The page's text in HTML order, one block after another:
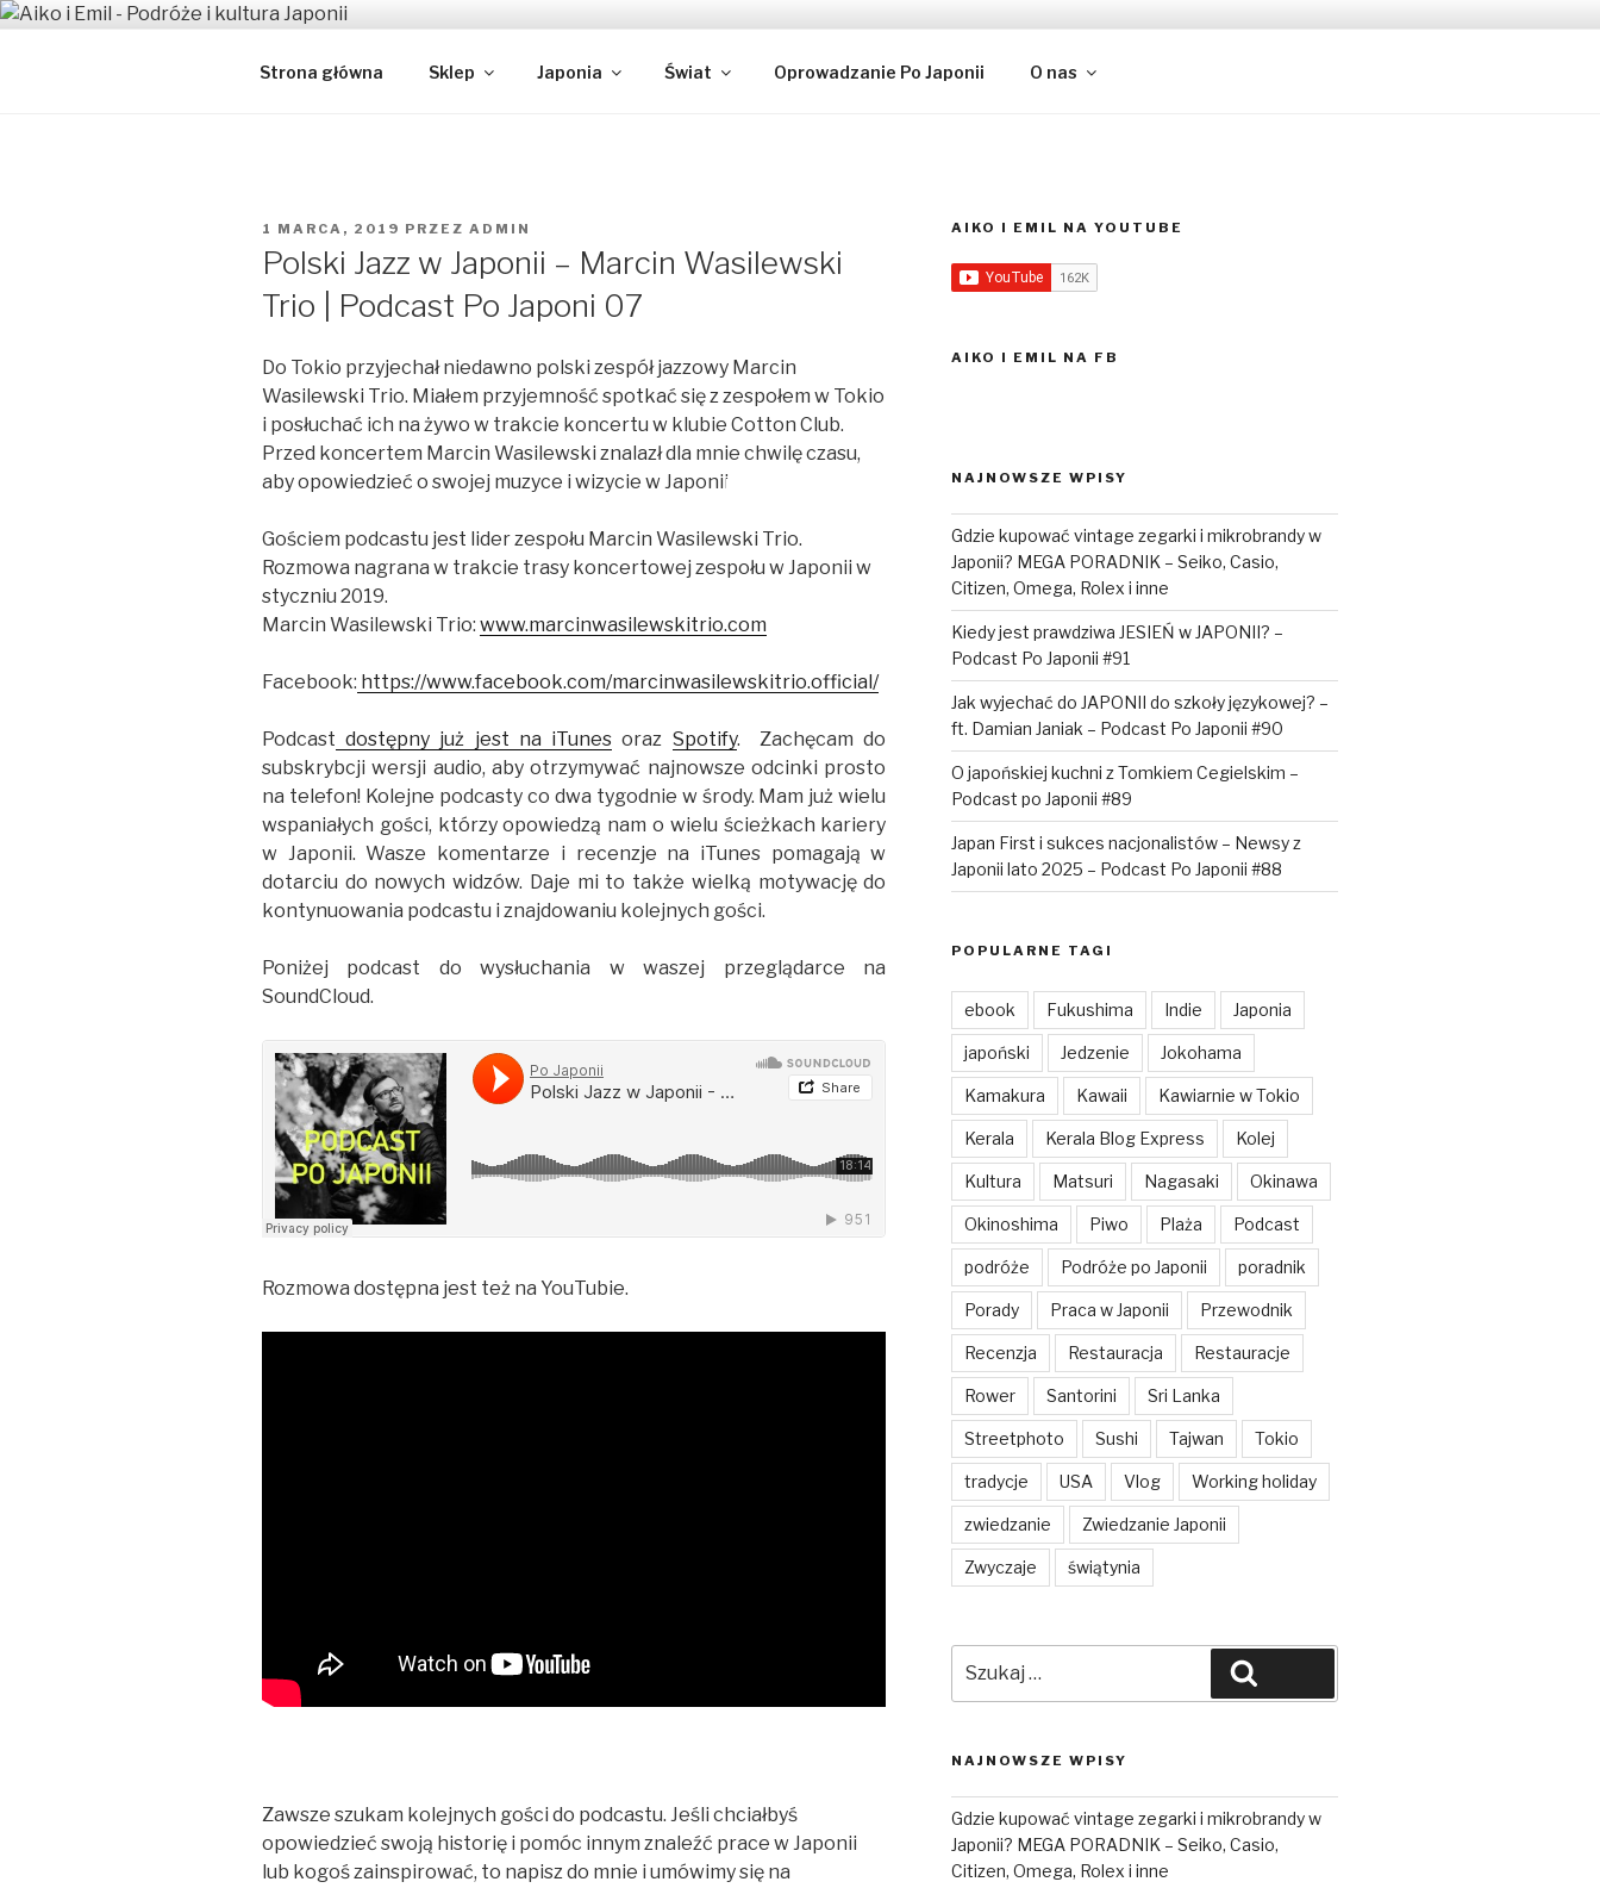
Przeskocz
AIKO I EMIL – PODRÓŻE I KULTURA JAPONII
Japońsko-polskie małżeństwo w Tokio
Strona główna Sklep Japonia Świat Oprowadzanie Po Japonii O nas
OPUBLIKOWANE
1 MARCA, 2019 PRZEZ ADMIN
Polski Jazz w Japonii – Marcin Wasilewski
Trio | Podcast Po Japoni 07
Do Tokio przyjechał niedawno polski zespół jazzowy Marcin
Wasilewski Trio. Miałem przyjemność spotkać się z zespołem w Tokio
i posłuchać ich na żywo w trakcie koncertu w klubie Cotton Club.
Przed koncertem Marcin Wasilewski znalazł dla mnie chwilę czasu,
aby opowiedzieć o swojej muzyce i wizycie w Japonii.
Gościem podcastu jest lider zespołu Marcin Wasilewski Trio.
Rozmowa nagrana w trakcie trasy koncertowej zespołu w Japonii w
styczniu 2019.
Marcin Wasilewski Trio: www.marcinwasilewskitrio.com
Facebook: https://www.facebook.com/marcinwasilewskitrio.official/
Podcast dostępny już jest na iTunes oraz Spotify. Zachęcam do
subskrybcji wersji audio, aby otrzymywać najnowsze odcinki prosto
na telefon! Kolejne podcasty co dwa tygodnie w środy. Mam już wielu
wspaniałych gości, którzy opowiedzą nam o wielu ścieżkach kariery
w Japonii. Wasze komentarze i recenzje na iTunes pomagają w
dotarciu do nowych widzów. Daje mi to także wielką motywację do
kontynuowania podcastu i znajdowaniu kolejnych gości.
Poniżej podcast do wysłuchania w waszej przeglądarce na
SoundCloud.
Rozmowa dostępna jest też na YouTubie.
Zawsze szukam kolejnych gości do podcastu. Jeśli chciałbyś
opowiedzieć swoją historię i pomóc innym znaleźć prace w Japonii
lub kogoś zainspirować, to napisz do mnie i umówimy się na
AIKO I EMIL NA YOUTUBE
AIKO I EMIL NA FB
NAJNOWSZE WPISY
Gdzie kupować vintage zegarki i mikrobrandy w
Japonii? MEGA PORADNIK – Seiko, Casio,
Citizen, Omega, Rolex i inne
Kiedy jest prawdziwa JESIEŃ w JAPONII? –
Podcast Po Japonii #91
Jak wyjechać do JAPONII do szkoły językowej? –
ft. Damian Janiak – Podcast Po Japonii #90
O japońskiej kuchni z Tomkiem Cegielskim –
Podcast po Japonii #89
Japan First i sukces nacjonalistów – Newsy z
Japonii lato 2025 – Podcast Po Japonii #88
POPULARNE TAGI
ebook Fukushima Indie Japonia
japoński Jedzenie Jokohama
Kamakura Kawaii Kawiarnie w Tokio
Kerala Kerala Blog Express Kolej
Kultura Matsuri Nagasaki Okinawa
Okinoshima Piwo Plaża Podcast
podróże Podróże po Japonii poradnik
Porady Praca w Japonii Przewodnik
Recenzja Restauracja Restauracje
Rower Santorini Sri Lanka
Streetphoto Sushi Tajwan Tokio
tradycje USA Vlog Working holiday
zwiedzanie Zwiedzanie Japonii
Zwyczaje świątynia
NAJNOWSZE WPISY
Gdzie kupować vintage zegarki i mikrobrandy w
Japonii? MEGA PORADNIK – Seiko, Casio,
Citizen, Omega, Rolex i inne